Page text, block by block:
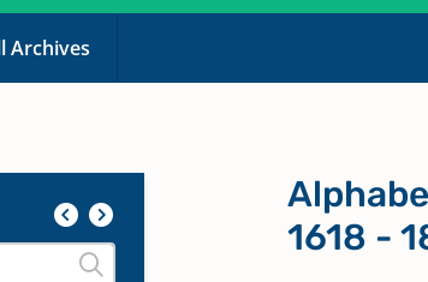
Archives
1618 -